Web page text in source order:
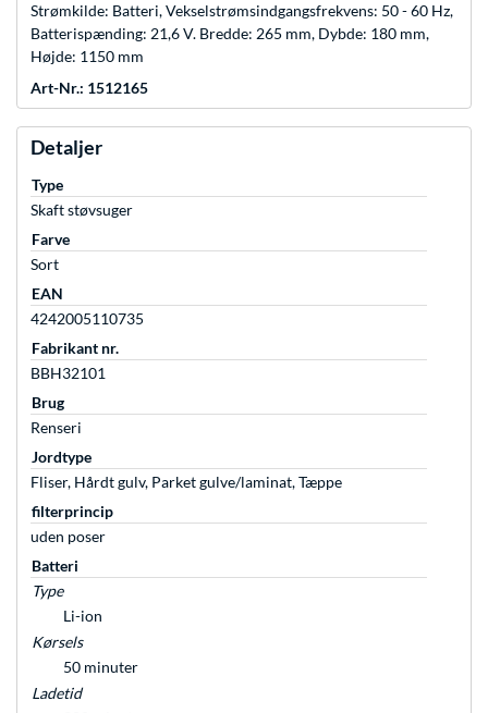
Strømkilde: Batteri, Vekselstrømsindgangsfrekvens: 50 - 60 Hz,
Batterispænding: 21,6 V. Bredde: 265 mm, Dybde: 180 mm,
Højde: 1150 mm
Art-Nr.: 1512165
Detaljer
Type
Skaft støvsuger
Farve
Sort
EAN
4242005110735
Fabrikant nr.
BBH32101
Brug
Renseri
Jordtype
Fliser, Hårdt gulv, Parket gulve/laminat, Tæppe
filterprincip
uden poser
Batteri
Type
Li-ion
Kørsels
50 minuter
Ladetid